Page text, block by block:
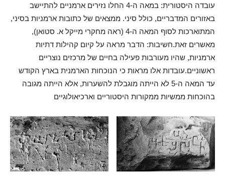
עובדה היסטורית: במאה ה-4 החלו נזירים ארמניים להתיישב
באזורים המדבריים, כולל סיני. ממצאים של כתובות ארמניות בסיני,
המתוארכות לסוף המאה ה-4 (ראה מחקרי מייקל א. סטואן),
מאשרים זאת.חשיבות: הדבר מראה על קיום קהילות דתיות
ארמניות, שהיו מעורבות פעילה בחיים של מרכזים נוצריים
ראשוניים.עובדות אלו מראות כי הנוכחות הארמנית בארץ הקודש
עד המאה ה-5 לא הייתה מוגבלת להשערות, אלא הייתה מגובה
בהוכחות ממשיות ממקורות היסטוריים וארכיאולוגיים